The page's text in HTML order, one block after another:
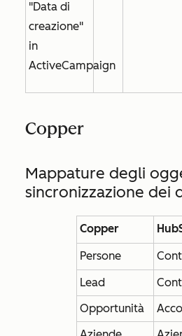
"Data di
creazione"
in
ActiveCampaign
Copper
Mappature degli
sincronizzazione dei
Copper
Persone
Lead
Opportunità